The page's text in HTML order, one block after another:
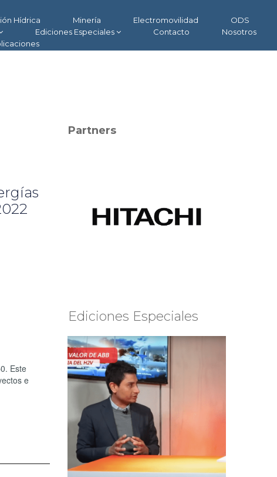
Hídrica Minería Electromovilidad
ODS
Ediciones Especiales Contacto
Nosotros
Este
e
Partners
Ediciones Especiales